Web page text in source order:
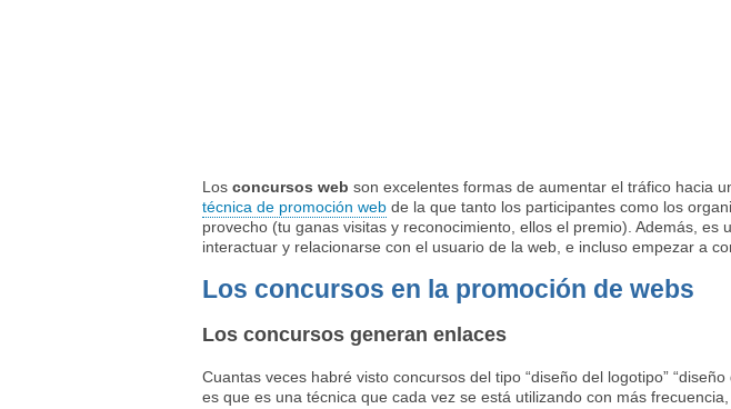
Los concursos web son excelentes formas de aumentar el tráfico hacia
técnica de promoción web de la que tanto los participantes como los
provecho (tu ganas visitas y reconocimiento, ellos el premio). Además, es
interactuar y relacionarse con el usuario de la web, e incluso empezar a
Los concursos en la promoción de webs
Los concursos generan enlaces
Cuantas veces habré visto concursos del tipo “diseño del logotipo”
es que es una técnica que cada vez se está utilizando con más